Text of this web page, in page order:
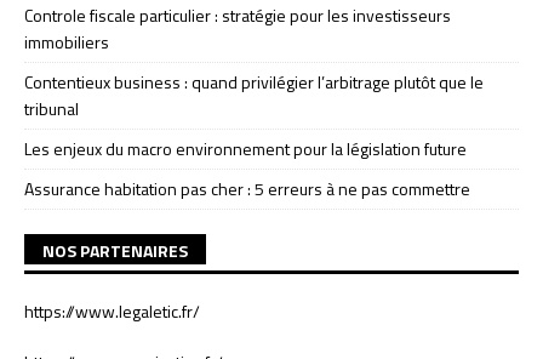
Controle fiscale particulier : stratégie pour les investisseurs
immobiliers
Contentieux business : quand privilégier l’arbitrage plutôt que le
tribunal
Les enjeux du macro environnement pour la législation future
Assurance habitation pas cher : 5 erreurs à ne pas commettre
NOS PARTENAIRES
https://www.legaletic.fr/